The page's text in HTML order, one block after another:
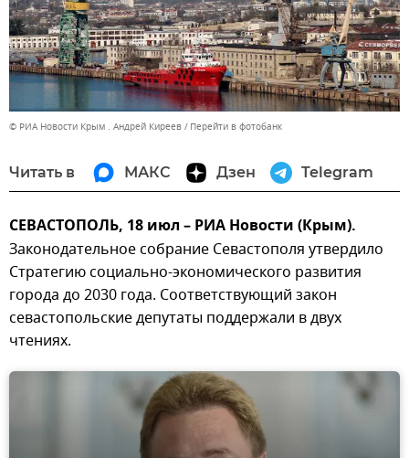
© РИА Новости Крым . Андрей Киреев Перейти в фотобанк
Читать в МАКС Дзен Telegram
СЕВАСТОПОЛЬ, 18 июл – РИА Новости (Крым).
Законодательное собрание Севастополя утвердило
Стратегию социально-экономического развития
города до 2030 года. Соответствующий закон
севастопольские депутаты поддержали в двух
чтениях.